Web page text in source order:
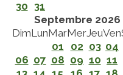
30 31
Septembre 2026
DimLunMarMerJeuVen
01
02 03 04
06 07 08 09 10 11